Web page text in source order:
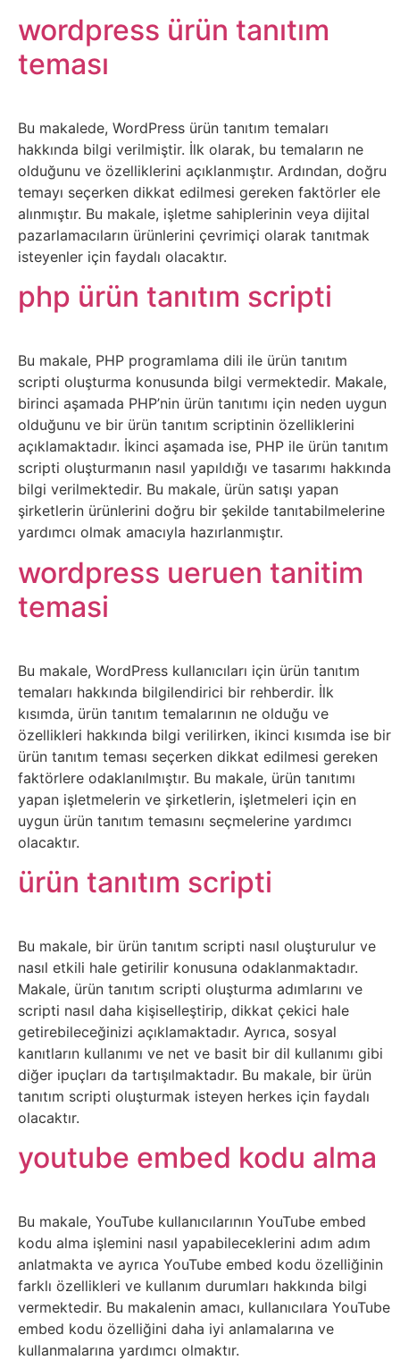
Kitap
Kültür
Sanat
Metaverse
Mobil
Nft
Oyun
Projeler
ve
Fikirler
Psikoloji
Scriptler
Seo
Sigorta
Sinema
Spor
Tarım
Teknoloji
TikTok
Tv
Twitter
Tanıtımı
Uzay
Web
wordpress ürün tanıtım
teması
Bu makalede, WordPress ürün tanıtım temaları
hakkında bilgi verilmiştir. İlk olarak, bu temaların ne
olduğunu ve özelliklerini açıklanmıştır. Ardından, doğru
temayı seçerken dikkat edilmesi gereken faktörler ele
alınmıştır. Bu makale, işletme sahiplerinin veya dijital
pazarlamacıların ürünlerini çevrimiçi olarak tanıtmak
isteyenler için faydalı olacaktır.
php ürün tanıtım scripti
Bu makale, PHP programlama dili ile ürün tanıtım
scripti oluşturma konusunda bilgi vermektedir. Makale,
birinci aşamada PHP’nin ürün tanıtımı için neden uygun
olduğunu ve bir ürün tanıtım scriptinin özelliklerini
açıklamaktadır. İkinci aşamada ise, PHP ile ürün tanıtım
scripti oluşturmanın nasıl yapıldığı ve tasarımı hakkında
bilgi verilmektedir. Bu makale, ürün satışı yapan
şirketlerin ürünlerini doğru bir şekilde tanıtabilmelerine
yardımcı olmak amacıyla hazırlanmıştır.
wordpress ueruen tanitim
temasi
Bu makale, WordPress kullanıcıları için ürün tanıtım
temaları hakkında bilgilendirici bir rehberdir. İlk
kısımda, ürün tanıtım temalarının ne olduğu ve
özellikleri hakkında bilgi verilirken, ikinci kısımda ise bir
ürün tanıtım teması seçerken dikkat edilmesi gereken
faktörlere odaklanılmıştır. Bu makale, ürün tanıtımı
yapan işletmelerin ve şirketlerin, işletmeleri için en
uygun ürün tanıtım temasını seçmelerine yardımcı
olacaktır.
ürün tanıtım scripti
Bu makale, bir ürün tanıtım scripti nasıl oluşturulur ve
nasıl etkili hale getirilir konusuna odaklanmaktadır.
Makale, ürün tanıtım scripti oluşturma adımlarını ve
scripti nasıl daha kişiselleştirip, dikkat çekici hale
getirebileceğinizi açıklamaktadır. Ayrıca, sosyal
kanıtların kullanımı ve net ve basit bir dil kullanımı gibi
diğer ipuçları da tartışılmaktadır. Bu makale, bir ürün
tanıtım scripti oluşturmak isteyen herkes için faydalı
olacaktır.
youtube embed kodu alma
Bu makale, YouTube kullanıcılarının YouTube embed
kodu alma işlemini nasıl yapabileceklerini adım adım
anlatmakta ve ayrıca YouTube embed kodu özelliğinin
farklı özellikleri ve kullanım durumları hakkında bilgi
vermektedir. Bu makalenin amacı, kullanıcılara YouTube
embed kodu özelliğini daha iyi anlamalarına ve
kullanmalarına yardımcı olmaktır.